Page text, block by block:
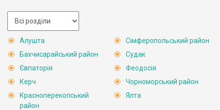
Алушта
Бахчисарайський район
Євпаторія
Керч
Красноперекопський
район
Сімферопольський район
Судак
Феодосія
Чорноморський район
Ялта